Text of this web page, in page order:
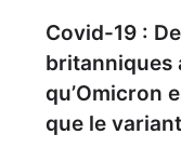
Covid-19 :
britanniques
qu’Omicron
que le